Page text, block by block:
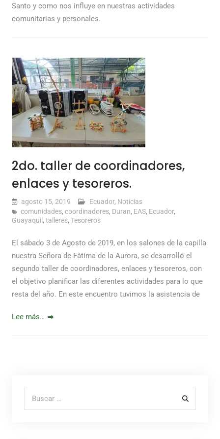
Santo y como nos influye en nuestras actividades
comunitarias y personales.
2do. taller de coordinadores,
enlaces y tesoreros.
agosto 15, 2019 Ecuador, Noticias
comunidades, coordinadores, Duran, EAS, Ecuador,
Guayaquil , talleres, Tesoreros
El sábado 3 de Agosto de 2019, en los salones de la capilla
nuestra Señora de Fátima de la Aurora, se desarrolló el
segundo taller de coordinadores, enlaces y tesoreros, con
el objetivo planificar las diferentes actividades para lo que
resta del año. En este encuentro tuvimos la asistencia de
Lee más…
Buscar por: